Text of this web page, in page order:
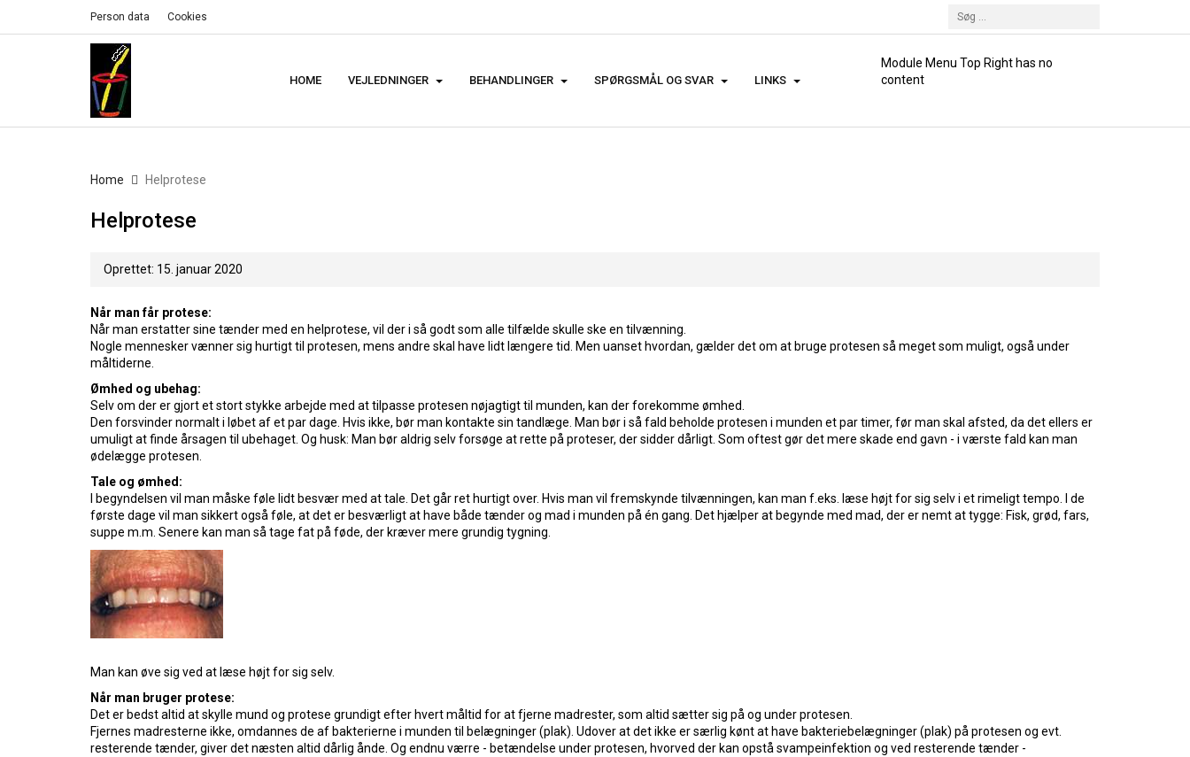
Person data Cookies
HOME VEJLEDNINGER BEHANDLINGER SPØRGSMÅL OG SVAR LINKS
Module Menu Top Right has no
content
Home Helprotese
Helprotese
Oprettet: 15. januar 2020
Når man får protese:
Når man erstatter sine tænder med en helprotese, vil der i så godt som alle tilfælde skulle ske en tilvænning.
Nogle mennesker vænner sig hurtigt til protesen, mens andre skal have lidt længere tid. Men uanset hvordan, gælder det om at bruge protesen så meget som muligt, også under
måltiderne.
Ømhed og ubehag:
Selv om der er gjort et stort stykke arbejde med at tilpasse protesen nøjagtigt til munden, kan der forekomme ømhed.
Den forsvinder normalt i løbet af et par dage. Hvis ikke, bør man kontakte sin tandlæge. Man bør i så fald beholde protesen i munden et par timer, før man skal afsted, da det ellers er
umuligt at finde årsagen til ubehaget. Og husk: Man bør aldrig selv forsøge at rette på proteser, der sidder dårligt. Som oftest gør det mere skade end gavn - i værste fald kan man
ødelægge protesen.
Tale og ømhed:
I begyndelsen vil man måske føle lidt besvær med at tale. Det går ret hurtigt over. Hvis man vil fremskynde tilvænningen, kan man f.eks. læse højt for sig selv i et rimeligt tempo. I de
første dage vil man sikkert også føle, at det er besværligt at have både tænder og mad i munden på én gang. Det hjælper at begynde med mad, der er nemt at tygge: Fisk, grød, fars,
suppe m.m. Senere kan man så tage fat på føde, der kræver mere grundig tygning.
Man kan øve sig ved at læse højt for sig selv.
Når man bruger protese:
Det er bedst altid at skylle mund og protese grundigt efter hvert måltid for at fjerne madrester, som altid sætter sig på og under protesen.
Fjernes madresterne ikke, omdannes de af bakterierne i munden til belægninger (plak). Udover at det ikke er særlig kønt at have bakteriebelægninger (plak) på protesen og evt.
resterende tænder, giver det næsten altid dårlig ånde. Og endnu værre - betændelse under protesen, hvorved der kan opstå svampeinfektion og ved resterende tænder -